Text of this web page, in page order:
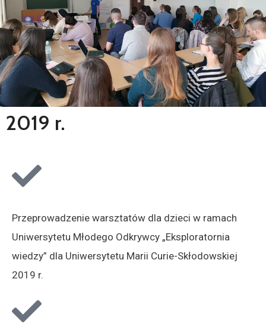
2019 r.
Przeprowadzenie warsztatów dla dzieci w ramach
Uniwersytetu Młodego Odkrywcy „Eksploratornia
wiedzy” dla Uniwersytetu Marii Curie-Skłodowskiej
2019 r.